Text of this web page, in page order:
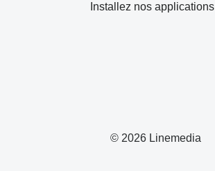
© 2026 Linemedia
Installez nos applications